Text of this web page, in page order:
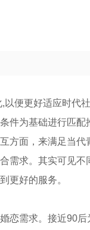
便更好适应时代
件为基础进行匹配
方面，来满足当代
需求。其实可见不
更好的服务。
恋需求。接近90